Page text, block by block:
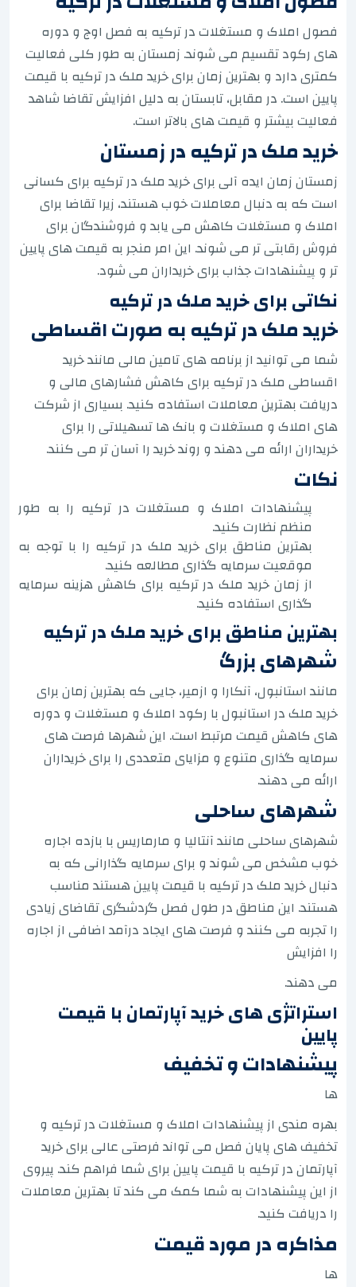
فصول املاک و مستغلات در ترکیه به فصل اوج و دوره
های رکود تقسیم می شوند. زمستان به طور کلی فعالیت
کمتری دارد و بهترین زمان برای خرید ملک در ترکیه با قیمت
پایین است. در مقابل، تابستان به دلیل افزایش تقاضا شاهد
فعالیت بیشتر و قیمت های بالاتر است.
خرید ملک در ترکیه در زمستان
زمستان زمان ایده آلی برای خرید ملک در ترکیه برای کسانی
است که به دنبال معاملات خوب هستند، زیرا تقاضا برای
املاک و مستغلات کاهش می یابد و فروشندگان برای
فروش رقابتی تر می شوند. این امر منجر به قیمت های پایین
تر و پیشنهادات جذاب برای خریداران می شود.
نکاتی برای خرید ملک در ترکیه
خرید ملک در ترکیه به صورت اقساطی
شما می توانید از برنامه های تامین مالی مانند خرید
اقساطی ملک در ترکیه برای کاهش فشارهای مالی و
دریافت بهترین معاملات استفاده کنید. بسیاری از شرکت
های املاک و مستغلات و بانک ها تسهیلاتی را برای
خریداران ارائه می دهند و روند خرید را آسان تر می کنند.
نکات
پیشنهادات املاک و مستغلات در ترکیه را به طور
منظم نظارت کنید.
بهترین مناطق برای خرید ملک در ترکیه را با توجه به
موقعیت سرمایه گذاری مطالعه کنید.
از زمان خرید ملک در ترکیه برای کاهش هزینه سرمایه
گذاری استفاده کنید.
بهترین مناطق برای خرید ملک در ترکیه
شهرهای بزرگ
مانند استانبول، آنکارا و ازمیر، جایی که بهترین زمان برای
خرید ملک در استانبول با رکود املاک و مستغلات و دوره
های کاهش قیمت مرتبط است. این شهرها فرصت های
سرمایه گذاری متنوع و مزایای متعددی را برای خریداران
ارائه می دهند.
شهرهای ساحلی
شهرهای ساحلی مانند آنتالیا و مارماریس با بازده اجاره
خوب مشخص می شوند و برای سرمایه گذارانی که به
دنبال خرید ملک در ترکیه با قیمت پایین هستند مناسب
هستند. این مناطق در طول فصل گردشگری تقاضای زیادی
را تجربه می کنند و فرصت های ایجاد درآمد اضافی از اجاره
را افزایش
می دهند.
استراتژی های خرید آپارتمان با قیمت
پایین
پیشنهادات و تخفیف
ها
بهره مندی از پیشنهادات املاک و مستغلات در ترکیه و
تخفیف های پایان فصل می تواند فرصتی عالی برای خرید
آپارتمان در ترکیه با قیمت پایین برای شما فراهم کند. پیروی
از این پیشنهادات به شما کمک می کند تا بهترین معاملات
را دریافت کنید.
مذاکره در مورد قیمت
ها